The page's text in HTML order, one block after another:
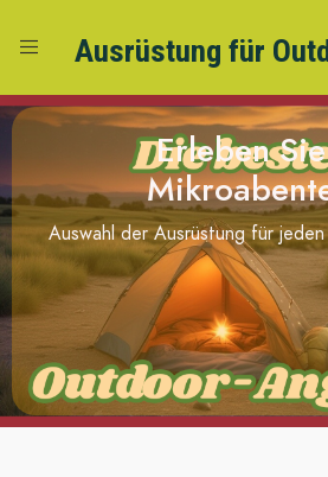
Ausrüstung für
Erleben
Auswahl der Ausrüstung für